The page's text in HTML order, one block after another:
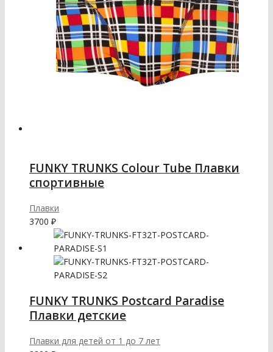
FUNKY TRUNKS Colour Tube Плавки
спортивные
Плавки
3700 ₽
FUNKY TRUNKS Postcard Paradise
Плавки детские
Плавки для детей от 1 до 7 лет